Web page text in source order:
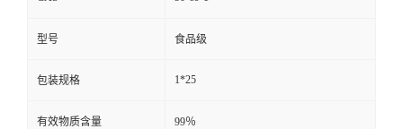
型号 食品级
包装规格 1*25
有效物质含量 99％